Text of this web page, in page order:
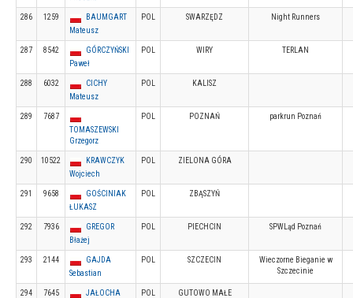
286 1259
BAUMGART
Mateusz
POL SWARZĘDZ Night Runners
287 8542
GÓRCZYŃSKI
Paweł
POL WIRY TERLAN
288 6032
CICHY
Mateusz
POL KALISZ
289
7687
TOMASZEWSKI
Grzegorz
POL POZNAŃ parkrun Poznań
290 10522
KRAWCZYK
Wojciech
POL ZIELONA GÓRA
291 9658
GOŚCINIAK
ŁUKASZ
POL ZBĄSZYŃ
292 7936
GREGOR
Błażej
POL PIECHCIN SPWLąd Poznań
293 2144
GAJDA
Sebastian
POL SZCZECIN
Wieczorne Bieganie w
Szczecinie
294 7645
JAŁOCHA
POL GUTOWO MAŁE